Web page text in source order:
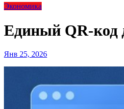
Экономика
Единый QR-код
Янв 25, 2026